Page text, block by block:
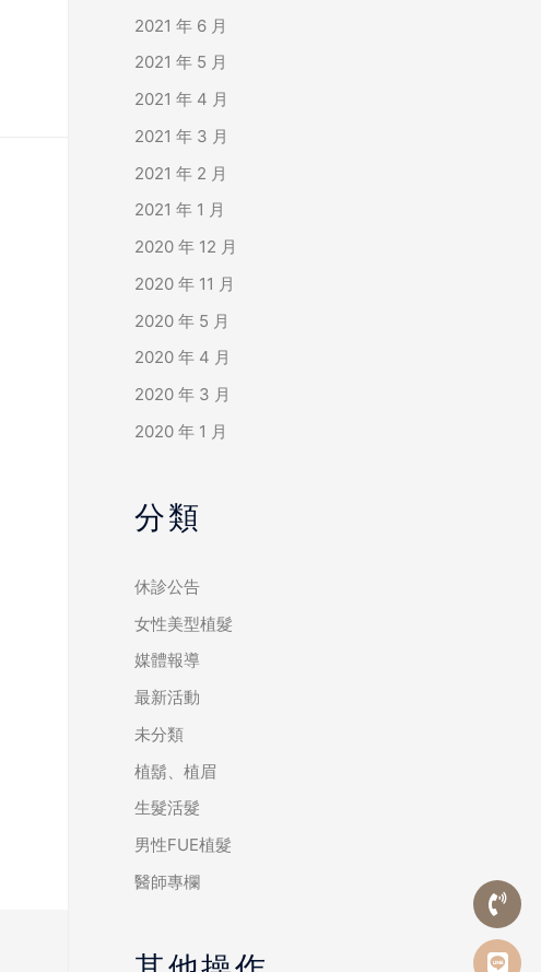
2021 年 6 月
2021 年 5 月
2021 年 4 月
2021 年 3 月
2021 年 2 月
2021 年 1 月
2020 年 12 月
2020 年 11 月
2020 年 5 月
2020 年 4 月
2020 年 3 月
2020 年 1 月
分類
休診公告
女性美型植髮
媒體報導
最新活動
未分類
植鬍、植眉
生髮活髮
男性FUE植髮
醫師專欄